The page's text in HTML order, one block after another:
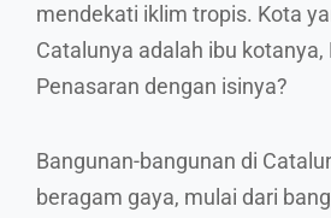
mendekati iklim tropis. Kota
Catalunya adalah ibu kotanya,
Penasaran dengan isinya?
Bangunan-bangunan di
beragam gaya, mulai dari